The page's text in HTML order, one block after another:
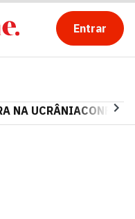
Entrar
NA UCRÂNIA